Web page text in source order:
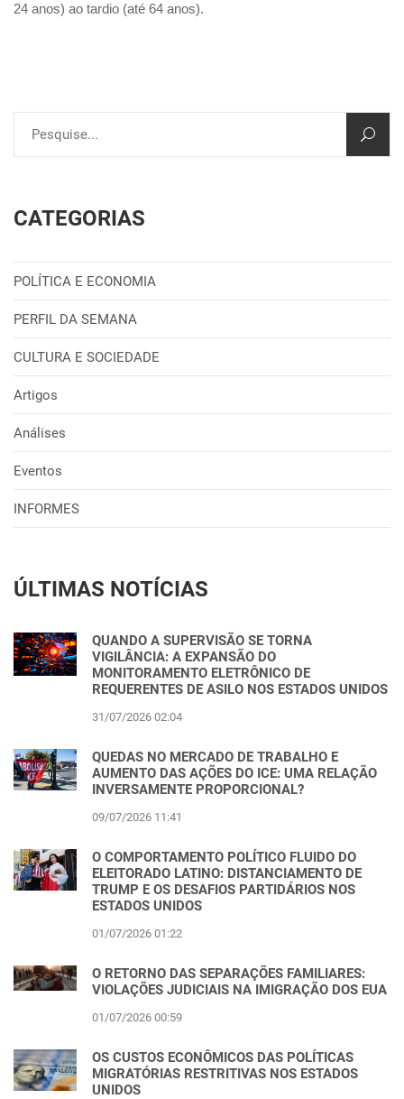
24 anos) ao tardio (até 64 anos).
CATEGORIAS
POLÍTICA E ECONOMIA
PERFIL DA SEMANA
CULTURA E SOCIEDADE
Artigos
Análises
Eventos
INFORMES
ÚLTIMAS NOTÍCIAS
QUANDO A SUPERVISÃO SE TORNA
VIGILÂNCIA: A EXPANSÃO DO
MONITORAMENTO ELETRÔNICO DE
REQUERENTES DE ASILO NOS ESTADOS UNIDOS
31/07/2026 02:04
QUEDAS NO MERCADO DE TRABALHO E
AUMENTO DAS AÇÕES DO ICE: UMA RELAÇÃO
INVERSAMENTE PROPORCIONAL?
09/07/2026 11:41
O COMPORTAMENTO POLÍTICO FLUIDO DO
ELEITORADO LATINO: DISTANCIAMENTO DE
TRUMP E OS DESAFIOS PARTIDÁRIOS NOS
ESTADOS UNIDOS
01/07/2026 01:22
O RETORNO DAS SEPARAÇÕES FAMILIARES:
VIOLAÇÕES JUDICIAIS NA IMIGRAÇÃO DOS EUA
01/07/2026 00:59
OS CUSTOS ECONÔMICOS DAS POLÍTICAS
MIGRATÓRIAS RESTRITIVAS NOS ESTADOS
UNIDOS